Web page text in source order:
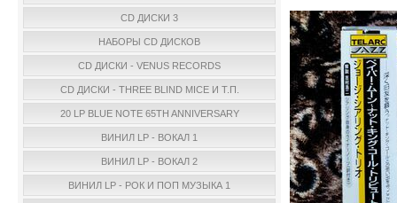
CD ДИСКИ 3
НАБОРЫ CD ДИСКОВ
CD ДИСКИ - VENUS RECORDS
CD ДИСКИ - THREE BLIND MICE И Т.П.
20 LP BLUE NOTE 65TH ANNIVERSARY
ВИНИЛ LP - ВОКАЛ 1
ВИНИЛ LP - ВОКАЛ 2
ВИНИЛ LP - РОК И ПОП МУЗЫКА 1